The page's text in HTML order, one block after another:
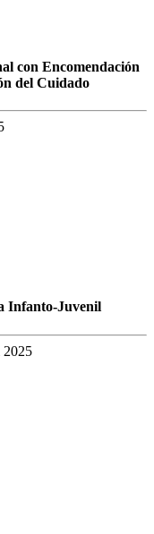
con Encomendación
del Cuidado
Infanto-Juvenil
2025